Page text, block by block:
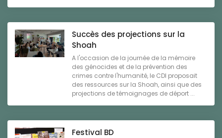
Succès des projections sur la
Shoah
A l'occasion de la journée de la mémoire
des génocides et de la prévention des
crimes contre l'humanité, le CDI proposait
des ressources sur la Shoah, ainsi que des
projections de témoignages de déport ...
Festival BD